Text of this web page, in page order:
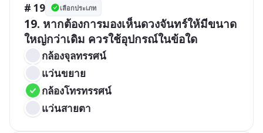
# 19 เลือกประเภท
19. หากต้องการมองเห็นดวงจันทร์ให้มีขนาด
ใหญ่กว่าเดิม ควรใช้อุปกรณ์ในข้อใด
แว่นขยาย
กล้องโทรทรรศน์
แว่นสายตา